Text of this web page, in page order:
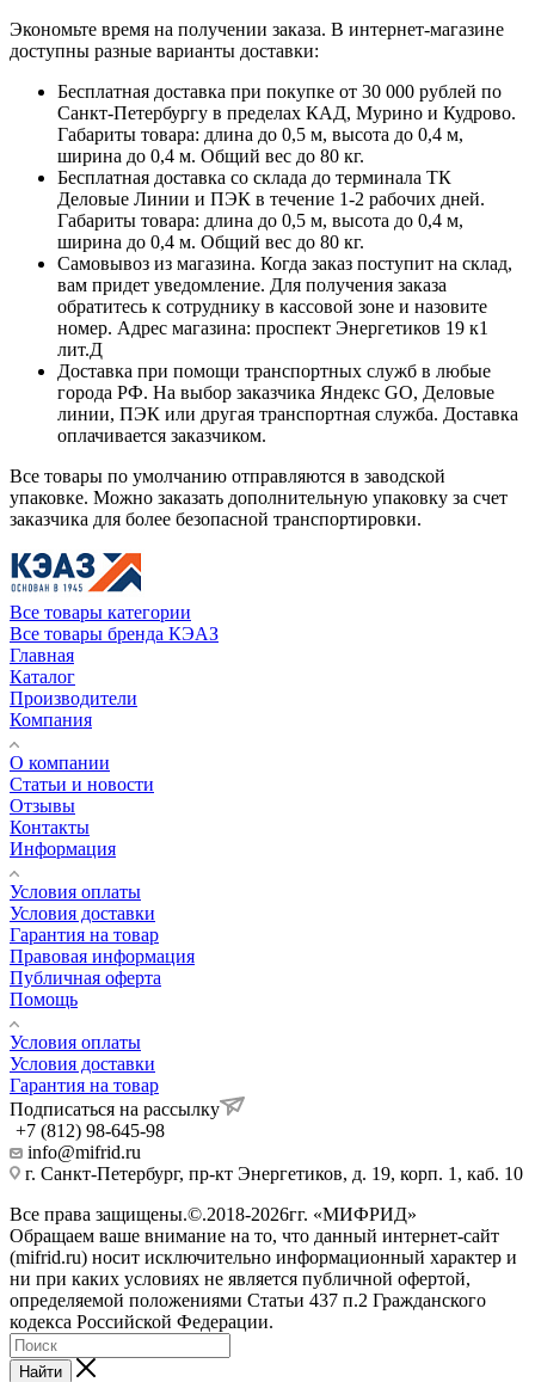
Экономьте время на получении заказа. В интернет-магазине
доступны разные варианты доставки:
Бесплатная доставка при покупке от 30 000 рублей по
Санкт-Петербургу в пределах КАД, Мурино и Кудрово.
Габариты товара: длина до 0,5 м, высота до 0,4 м,
ширина до 0,4 м. Общий вес до 80 кг.
Бесплатная доставка со склада до терминала ТК
Деловые Линии и ПЭК в течение 1-2 рабочих дней.
Габариты товара: длина до 0,5 м, высота до 0,4 м,
ширина до 0,4 м. Общий вес до 80 кг.
Самовывоз из магазина. Когда заказ поступит на склад,
вам придет уведомление. Для получения заказа
обратитесь к сотруднику в кассовой зоне и назовите
номер. Адрес магазина: проспект Энергетиков 19 к1
лит.Д
Доставка при помощи транспортных служб в любые
города РФ. На выбор заказчика Яндекс GO, Деловые
линии, ПЭК или другая транспортная служба. Доставка
оплачивается заказчиком.
Все товары по умолчанию отправляются в заводской
упаковке. Можно заказать дополнительную упаковку за счет
заказчика для более безопасной транспортировки.
Все товары категории
Все товары бренда КЭАЗ
Главная
Каталог
Производители
Компания
О компании
Статьи и новости
Отзывы
Контакты
Информация
Условия оплаты
Условия доставки
Гарантия на товар
Правовая информация
Публичная оферта
Помощь
Условия оплаты
Условия доставки
Гарантия на товар
Подписаться на рассылку
+7 (812) 98-645-98
info@mifrid.ru
г. Санкт-Петербург, пр-кт Энергетиков, д. 19, корп. 1, каб. 10
Все права защищены.©.2018-2026гг. «МИФРИД»
Обращаем ваше внимание на то, что данный интернет-сайт
(mifrid.ru) носит исключительно информационный характер и
ни при каких условиях не является публичной офертой,
определяемой положениями Статьи 437 п.2 Гражданского
кодекса Российской Федерации.
Найти